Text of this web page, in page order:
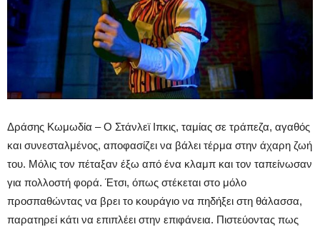
Δράσης Κωμωδία – Ο Στάνλεϊ Ιπκις, ταμίας σε τράπεζα, αγαθός
και συνεσταλμένος, αποφασίζει να βάλει τέρμα στην άχαρη ζωή
του. Μόλις τον πέταξαν έξω από ένα κλαμπ και τον ταπείνωσαν
για πολλοστή φορά. Έτσι, όπως στέκεται στο μόλο
προσπαθώντας να βρει το κουράγιο να πηδήξει στη θάλασσα,
παρατηρεί κάτι να επιπλέει στην επιφάνεια. Πιστεύοντας πως